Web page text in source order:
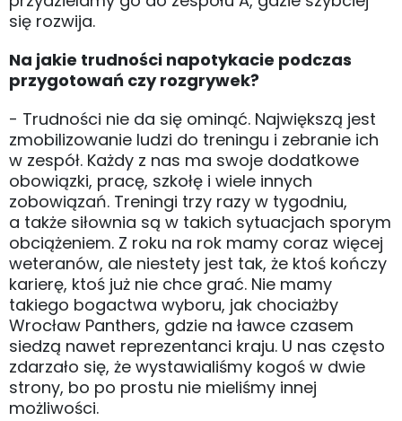
się rozwija.
Na jakie trudności napotykacie podczas
przygotowań czy rozgrywek?
- Trudności nie da się ominąć. Największą jest
zmobilizowanie ludzi do treningu i zebranie ich
w zespół. Każdy z nas ma swoje dodatkowe
obowiązki, pracę, szkołę i wiele innych
zobowiązań. Treningi trzy razy w tygodniu,
a także siłownia są w takich sytuacjach sporym
obciążeniem. Z roku na rok mamy coraz więcej
weteranów, ale niestety jest tak, że ktoś kończy
karierę, ktoś już nie chce grać. Nie mamy
takiego bogactwa wyboru, jak chociażby
Wrocław Panthers, gdzie na ławce czasem
siedzą nawet reprezentanci kraju. U nas często
zdarzało się, że wystawialiśmy kogoś w dwie
strony, bo po prostu nie mieliśmy innej
możliwości.